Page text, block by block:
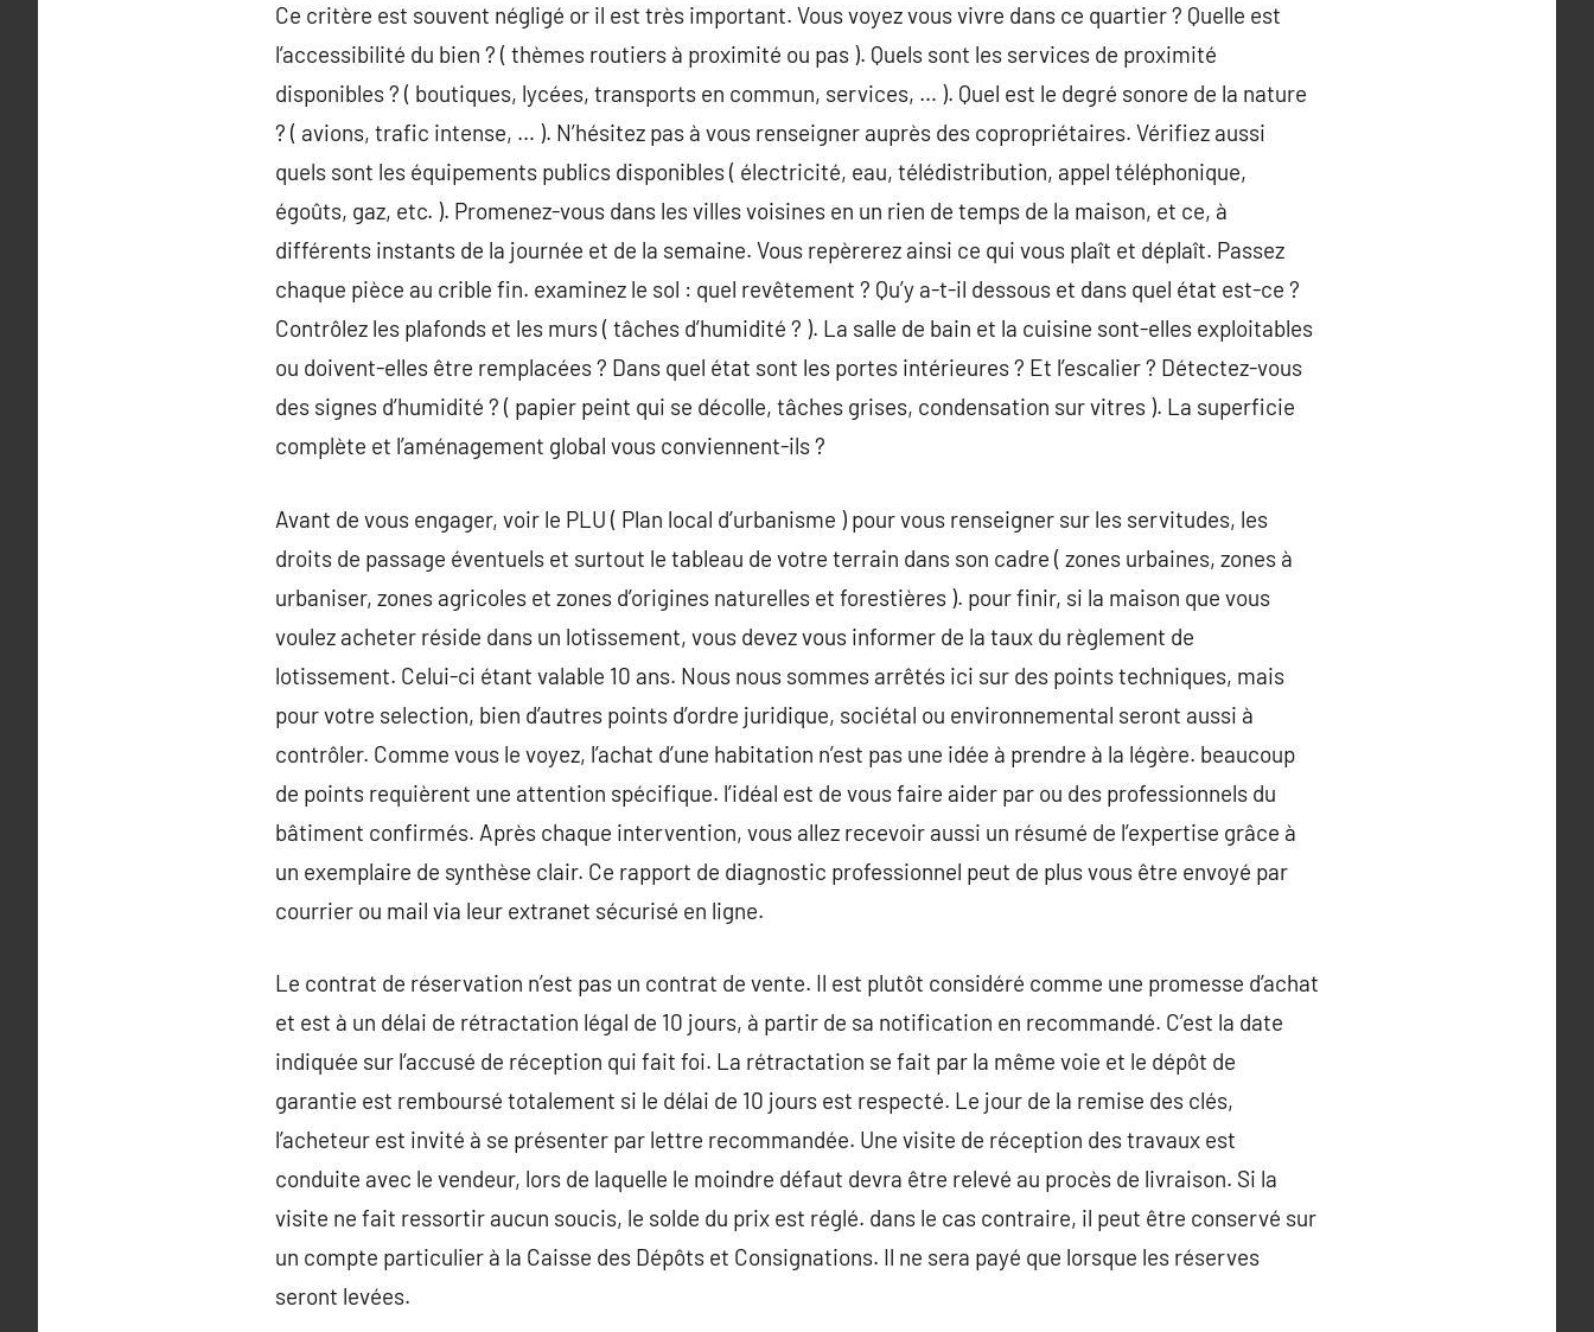
Ce critère est souvent négligé or il est très important. Vous voyez vous vivre dans ce quartier ? Quelle est
l’accessibilité du bien ? ( thèmes routiers à proximité ou pas ). Quels sont les services de proximité
disponibles ? ( boutiques, lycées, transports en commun, services, … ). Quel est le degré sonore de la nature
? ( avions, trafic intense, … ). N’hésitez pas à vous renseigner auprès des copropriétaires. Vérifiez aussi
quels sont les équipements publics disponibles ( électricité, eau, télédistribution, appel téléphonique,
égoûts, gaz, etc. ). Promenez-vous dans les villes voisines en un rien de temps de la maison, et ce, à
différents instants de la journée et de la semaine. Vous repèrerez ainsi ce qui vous plaît et déplaît. Passez
chaque pièce au crible fin. examinez le sol : quel revêtement ? Qu’y a-t-il dessous et dans quel état est-ce ?
Contrôlez les plafonds et les murs ( tâches d’humidité ? ). La salle de bain et la cuisine sont-elles exploitables
ou doivent-elles être remplacées ? Dans quel état sont les portes intérieures ? Et l’escalier ? Détectez-vous
des signes d’humidité ? ( papier peint qui se décolle, tâches grises, condensation sur vitres ). La superficie
complète et l’aménagement global vous conviennent-ils ?
Avant de vous engager, voir le PLU ( Plan local d’urbanisme ) pour vous renseigner sur les servitudes, les
droits de passage éventuels et surtout le tableau de votre terrain dans son cadre ( zones urbaines, zones à
urbaniser, zones agricoles et zones d’origines naturelles et forestières ). pour finir, si la maison que vous
voulez acheter réside dans un lotissement, vous devez vous informer de la taux du règlement de
lotissement. Celui-ci étant valable 10 ans. Nous nous sommes arrêtés ici sur des points techniques, mais
pour votre selection, bien d’autres points d’ordre juridique, sociétal ou environnemental seront aussi à
contrôler. Comme vous le voyez, l’achat d’une habitation n’est pas une idée à prendre à la légère. beaucoup
de points requièrent une attention spécifique. l’idéal est de vous faire aider par ou des professionnels du
bâtiment confirmés. Après chaque intervention, vous allez recevoir aussi un résumé de l’expertise grâce à
un exemplaire de synthèse clair. Ce rapport de diagnostic professionnel peut de plus vous être envoyé par
courrier ou mail via leur extranet sécurisé en ligne.
Le contrat de réservation n’est pas un contrat de vente. Il est plutôt considéré comme une promesse d’achat
et est à un délai de rétractation légal de 10 jours, à partir de sa notification en recommandé. C’est la date
indiquée sur l’accusé de réception qui fait foi. La rétractation se fait par la même voie et le dépôt de
garantie est remboursé totalement si le délai de 10 jours est respecté. Le jour de la remise des clés,
l’acheteur est invité à se présenter par lettre recommandée. Une visite de réception des travaux est
conduite avec le vendeur, lors de laquelle le moindre défaut devra être relevé au procès de livraison. Si la
visite ne fait ressortir aucun soucis, le solde du prix est réglé. dans le cas contraire, il peut être conservé sur
un compte particulier à la Caisse des Dépôts et Consignations. Il ne sera payé que lorsque les réserves
seront levées.